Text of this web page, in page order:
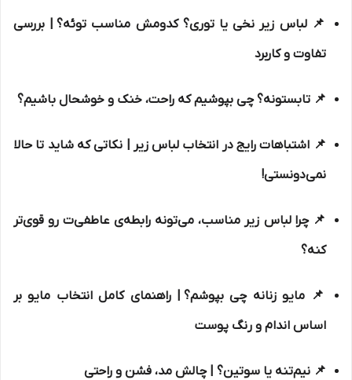
📌لباس زیر نخی یا توری؟ کدومش مناسب توئه؟| بررسی
تفاوت و کاربرد
📌 تابستونه؟ چی بپوشیم که راحت، خنک و خوشحال باشیم؟
📌 اشتباهات رایج در انتخاب لباس زیر
| نکاتی که شاید تا حالا
نمی‌دونستی!
📌چرا لباس زیر مناسب، می‌تونه رابطه‌ی عاطفی‌ت رو قوی‌تر
کنه؟
📌 مایو زنانه چی بپوشم؟ | راهنمای کامل انتخاب مایو بر
اساس اندام و رنگ پوست
📌 نیم‌تنه یا سوتین؟ | چالش مد، فشن و راحتی